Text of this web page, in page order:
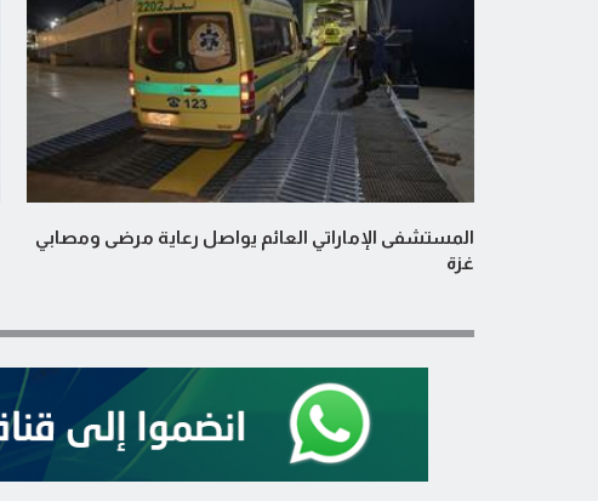
المستشفى الإماراتي العائم يواصل رعاية مرضى ومصابي
غزة